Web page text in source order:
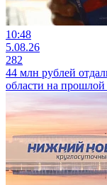
10:48
5.08.26
282
44 млн рублей
области на прошлой